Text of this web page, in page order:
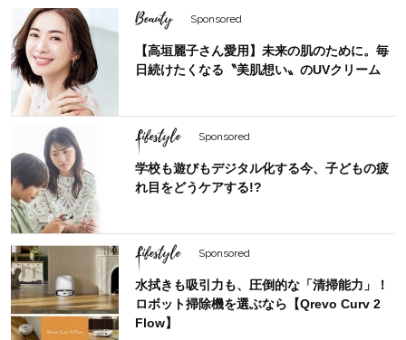
Beauty Sponsored
【高垣麗子さん愛用】未来の肌のために。毎
日続けたくなる〝美肌想い〟のUVクリーム
Lifestyle Sponsored
学校も遊びもデジタル化する今、子どもの疲
れ目をどうケアする!?
Lifestyle Sponsored
水拭きも吸引力も、圧倒的な「清掃能力」！
ロボット掃除機を選ぶなら【Qrevo Curv 2
Flow】